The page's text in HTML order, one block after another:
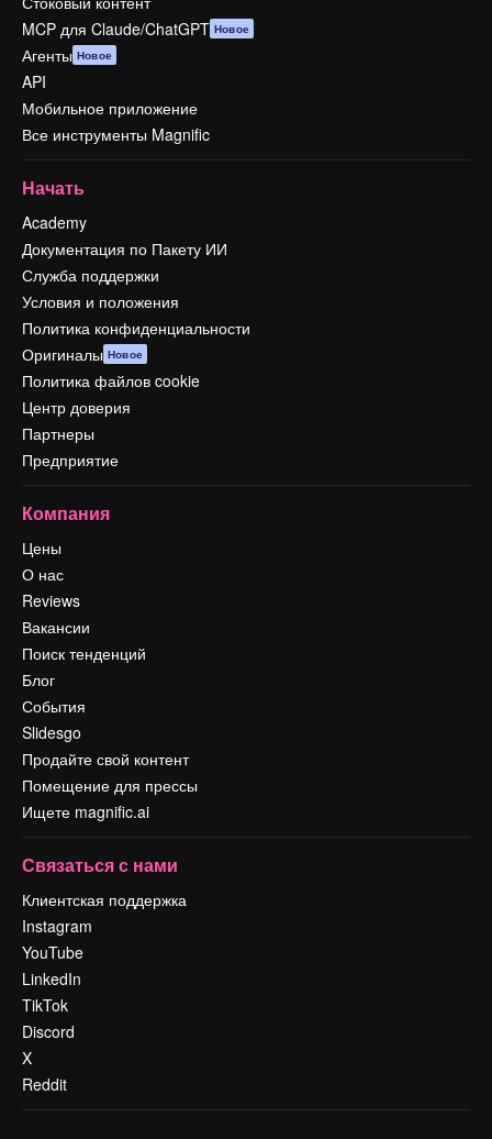
MCP для Claude/ChatGPT Новое
Агенты Новое
API
Мобильное приложение
Все инструменты Magnific
Начать
Academy
Документация по Пакету ИИ
Служба поддержки
Условия и положения
Политика конфиденциальности
Оригиналы Новое
Политика файлов cookie
Центр доверия
Партнеры
Предприятие
Компания
Цены
О нас
Reviews
Вакансии
Поиск тенденций
Блог
События
Slidesgo
Продайте свой контент
Помещение для прессы
Ищете magnific.ai
Связаться с нами
Клиентская поддержка
Instagram
YouTube
LinkedIn
TikTok
Discord
X
Reddit